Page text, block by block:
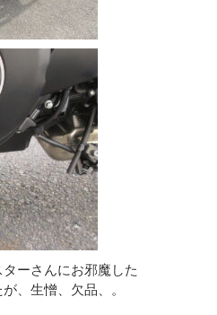
ーさんにお邪魔した
、生憎、欠品、。